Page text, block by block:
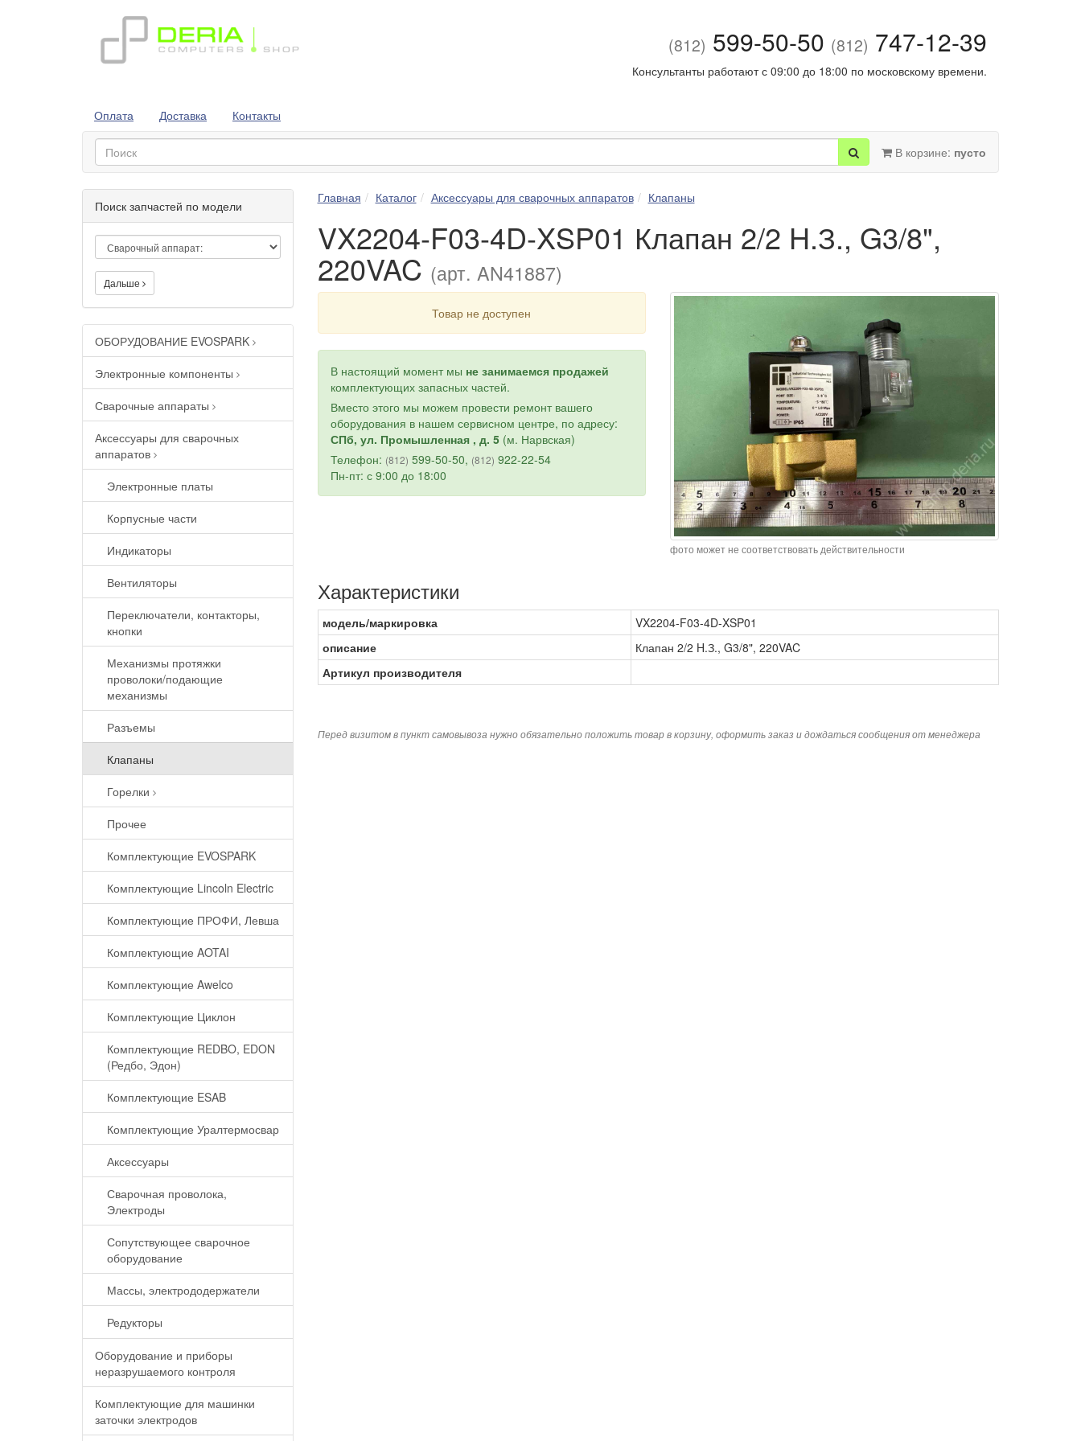
(812) 599-50-50 (812) 747-12-39
Консультанты работают с 09:00 до 18:00 по московскому времени.
Оплата Доставка Контакты
В корзине: пусто
Поиск запчастей по модели
Дальше
ОБОРУДОВАНИЕ EVOSPARK
Электронные компоненты
Сварочные аппараты
Аксессуары для сварочных
аппаратов
Электронные платы
Корпусные части
Индикаторы
Вентиляторы
Переключатели, контакторы,
кнопки
Механизмы протяжки
проволоки/подающие
механизмы
Разъемы
Клапаны
Горелки
Прочее
Комплектующие EVOSPARK
Комплектующие Lincoln Electric
Комплектующие ПРОФИ, Левша
Комплектующие AOTAI
Комплектующие Awelco
Комплектующие Циклон
Комплектующие REDBO, EDON
(Редбо, Эдон)
Комплектующие ESAB
Комплектующие Уралтермосвар
Аксессуары
Сварочная проволока,
Электроды
Сопутствующее сварочное
оборудование
Массы, электрододержатели
Редукторы
Оборудование и приборы
неразрушаемого контроля
Комплектующие для машинки
заточки электродов
Главная Каталог Аксессуары для сварочных аппаратов Клапаны
VX2204-F03-4D-XSP01 Клапан 2/2 H.З., G3/8",
220VAC (арт. AN41887)
Товар не доступен
В настоящий момент мы не занимаемся продажей
комплектующих запасных частей.
Вместо этого мы можем провести ремонт вашего
оборудования в нашем сервисном центре, по адресу:
СПб, ул. Промышленная , д. 5(м. Нарвская)
Телефон: (812) 599-50-50, (812) 922-22-54
Пн-пт: с 9:00 до 18:00
фото может не соответствовать действительности
Характеристики
модель/маркировка
VX2204-F03-4D-XSP01
описание
Клапан 2/2 H.З., G3/8", 220VAC
Артикул производителя
Перед визитом в пункт самовывоза нужно обязательно положить товар в корзину, оформить заказ и дождаться сообщения от менеджера